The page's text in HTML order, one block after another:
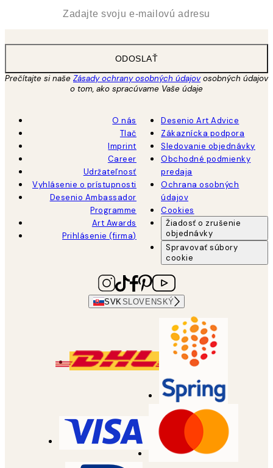
ODOSLAŤ
Prečítajte si naše Zásady ochrany osobných údajovosobných údajov
o tom, ako spracúvame Vaše údaje
O nás
Tlač
Imprint
Career
Udržateľnosť
Vyhlásenie o prístupnosti
Desenio Ambassador
Programme
Art Awards
Prihlásenie (firma)
Desenio Art Advice
Zákaznícka podpora
Sledovanie objednávky
Obchodné podmienky
predaja
Ochrana osobných
údajov
Cookies
Žiadosť o zrušenie
objednávky
Spravovať súbory
cookie
SVK SLOVENSKÝ